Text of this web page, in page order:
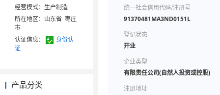
经营模式：生产制造
所在地区：山东省 枣庄
市
认证信息：
身份认
证
产品分类
统一社会信用代码/注册号
91370481MA3ND0151L
登记状态
开业
企业类型
有限责任公司(自然人投资或控股)
注册地址